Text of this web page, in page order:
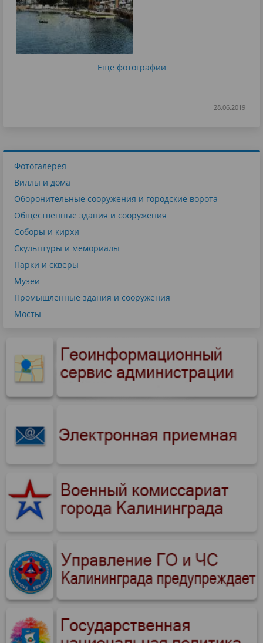
Еще фотографии
28.06.2019
Фотогалерея
Виллы и дома
Оборонительные сооружения и городские ворота
Общественные здания и сооружения
Соборы и кирхи
Скульптуры и мемориалы
Парки и скверы
Музеи
Промышленные здания и сооружения
Мосты